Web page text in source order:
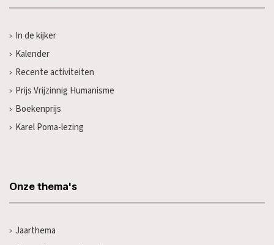
In de kijker
Kalender
Recente activiteiten
Prijs Vrijzinnig Humanisme
Boekenprijs
Karel Poma-lezing
Onze thema's
Jaarthema